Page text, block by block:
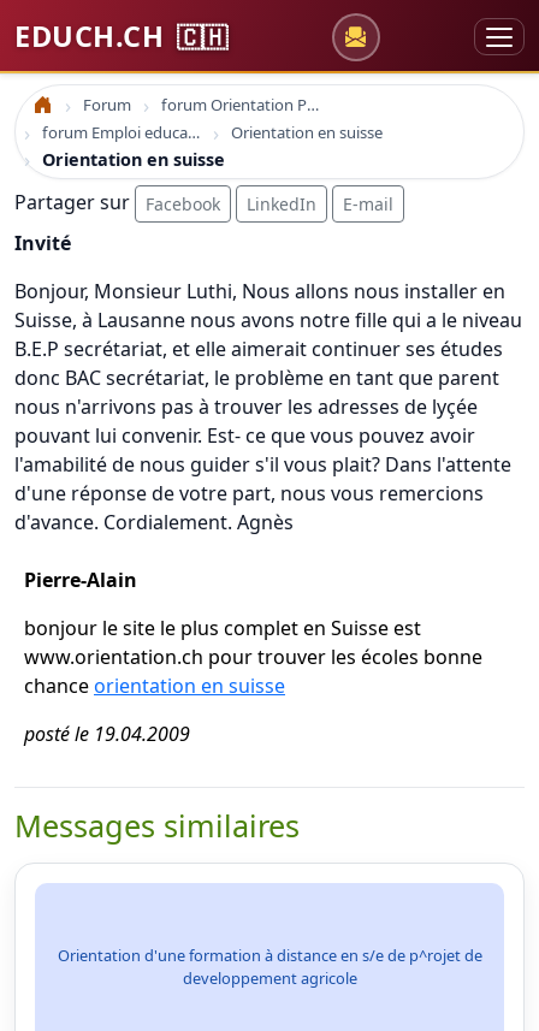
EDUCH.CH 🇨🇭
Accueil Forum
forum Orientation Professionnelle
forum Emploi education
Orientation en suisse
Orientation en suisse
Partager sur Facebook LinkedIn E-mail
Invité
Bonjour, Monsieur Luthi, Nous allons nous installer en
Suisse, à Lausanne nous avons notre fille qui a le niveau
B.E.P secrétariat, et elle aimerait continuer ses études
donc BAC secrétariat, le problème en tant que parent
nous n'arrivons pas à trouver les adresses de lyçée
pouvant lui convenir. Est- ce que vous pouvez avoir
l'amabilité de nous guider s'il vous plait? Dans l'attente
d'une réponse de votre part, nous vous remercions
d'avance. Cordialement. Agnès
Pierre-Alain
bonjour le site le plus complet en Suisse est
www.orientation.ch pour trouver les écoles bonne
chanceorientation en suisse
posté le 19.04.2009
Messages similaires
Orientation d'une formation à distance en s/e de p^rojet de
developpement agricole